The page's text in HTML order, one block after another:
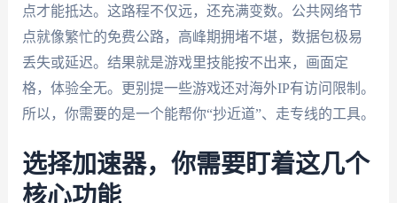
点才能抵达。这路程不仅远，还充满变数。公共网络节
点就像繁忙的免费公路，高峰期拥堵不堪，数据包极易
丢失或延迟。结果就是游戏里技能按不出来，画面定
格，体验全无。更别提一些游戏还对海外IP有访问限制。
所以，你需要的是一个能帮你“抄近道”、走专线的工具。
选择加速器，你需要盯着这几个
核心功能